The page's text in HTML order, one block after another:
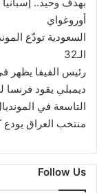
أوروغواي
السعودية تودّع
الـ32
رئيس الفيفا يظهر
ديمبلي يقود فرنسا
التاسعة في
منتخب العراق يودع كأس العالم 2026
Follow Us